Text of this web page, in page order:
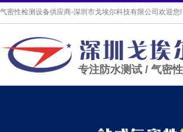
气密性检测设备供应商-深圳市戈埃尔科技有限公司欢迎您!
专注防水测试 / 气密